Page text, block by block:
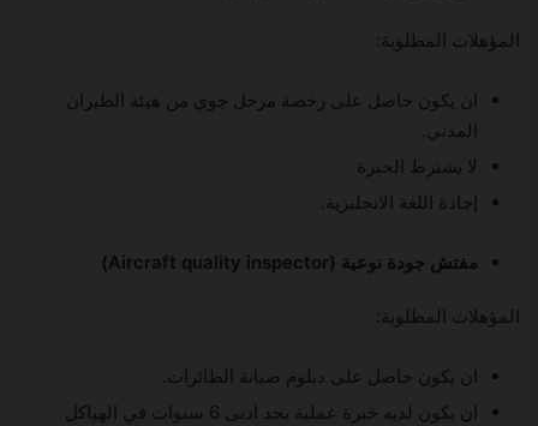
المؤهلات المطلوبة:
ان يكون حاصل على رخصة مرحل جوي من هيئة الطيران
المدني.
لا يشترط الخبرة
إجادة اللغة الانجليزية.
مفتش جودة نوعية (Aircraft quality inspector)
المؤهلات المطلوبة:
ان يكون حاصل على دبلوم صيانة الطائرات.
ان يكون لديه خبرة عملية بحد ادنى 6 سنوات في الهياكل